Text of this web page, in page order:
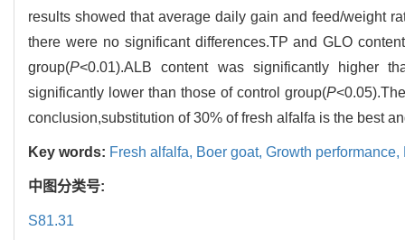
results showed that average daily gain and feed/weight
there were no significant differences.TP and GLO
group(P<0.01).ALB content was significantly higher
significantly lower than those of control group(P
conclusion,substitution of 30% of fresh alfalfa is the best
Key words: Fresh alfalfa, Boer goat, Growth performance,
中图分类号:
S81.31